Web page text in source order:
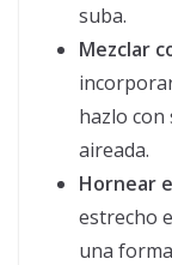
suba.
Mezclar
hazlo
aireada.
Hornear
estrecho
una